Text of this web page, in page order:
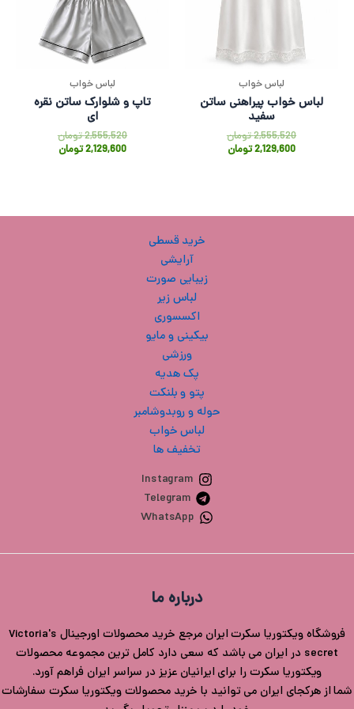
لباس خواب
لباس خواب پیراهنی ساتن
سفید
2,555,520تومان
2,129,600تومان
لباس خواب
تاپ و شلوارک ساتن نقره
ای
2,555,520تومان
2,129,600تومان
خرید قسطی
آرایشی
زیبایی صورت
لباس زیر
اکسسوری
بیکینی و مایو
ورزشی
پک هدیه
پتو و بلنکت
حوله و روبدوشامبر
لباس خواب
تخفیف ها
Instagram
Telegram
WhatsApp
درباره ما
فروشگاه ویکتوریا سکرت ایران مرجع خرید محصولات اورجینال Victoria's
secret در ایران می باشد که سعی دارد کامل ترین مجموعه محصولات
ویکتوریا سکرت را برای ایرانیان عزیز در سراسر ایران فراهم آورد.
شما از هرکجای ایران می توانید با خرید محصولات ویکتوریا سکرت سفارشات